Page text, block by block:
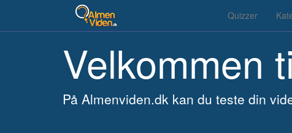
Quizzer
Velkommen
På Almenviden.dk kan du teste din